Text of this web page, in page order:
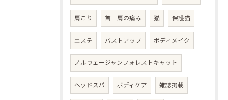
肩こり 首 肩の痛み 猫 保護猫
エステ バストアップ ボディメイク
ノルウェージャンフォレストキャット
ヘッドスパ ボディケア 雑誌掲載